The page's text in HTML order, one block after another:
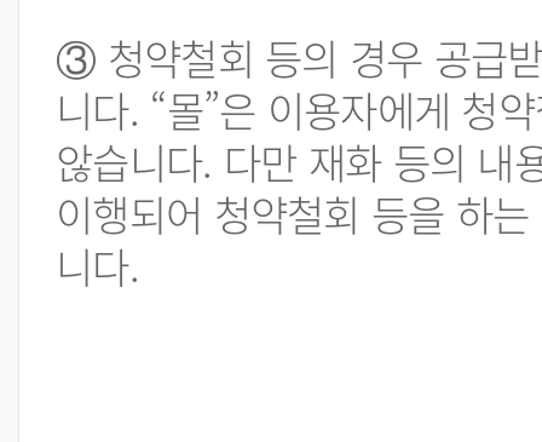
③ 청약철회 등의 경우 공급
니다. “몰”은 이용자에게 청
않습니다. 다만 재화 등의 내
이행되어 청약철회 등을 하
니다.